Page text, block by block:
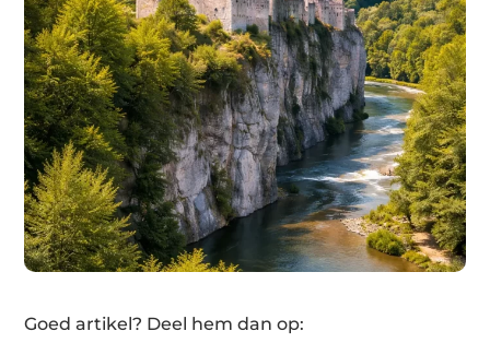
Goed artikel? Deel hem dan op: